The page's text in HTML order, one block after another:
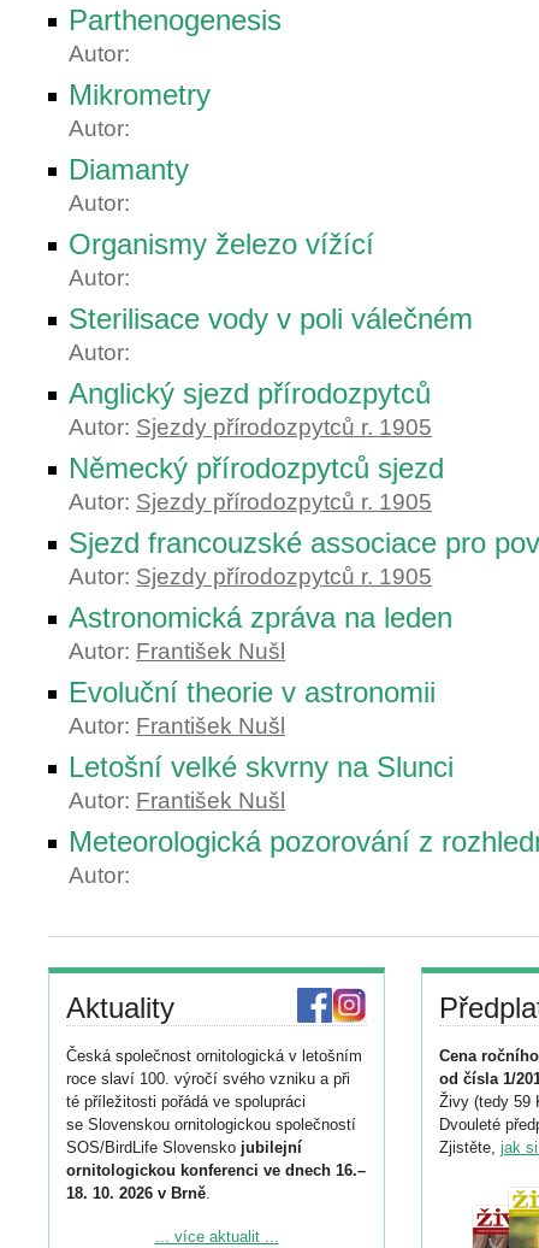
Parthenogenesis
Autor:
Mikrometry
Autor:
Diamanty
Autor:
Organismy železo vížící
Autor:
Sterilisace vody v poli válečném
Autor:
Anglický sjezd přírodozpytců
Autor: Sjezdy přírodozpytců r. 1905
Německý přírodozpytců sjezd
Autor: Sjezdy přírodozpytců r. 1905
Sjezd francouzské associace pro
Autor: Sjezdy přírodozpytců r. 1905
Astronomická zpráva na leden
Autor: František Nušl
Evoluční theorie v astronomii
Autor: František Nušl
Letošní velké skvrny na Slunci
Autor: František Nušl
Meteorologická pozorování z
Autor:
Aktuality
Česká společnost ornitologická v letošním
roce slaví 100. výročí svého vzniku a při
té příležitosti pořádá ve spolupráci
se Slovenskou ornitologickou společností
SOS/BirdLife Slovensko jubilejní
ornitologickou konferenci ve dnech 16.–
18. 10. 2026 v Brně.
Podrobnější informace ke konferenci
... více aktualit ...
Cena
od čísla 1/
Živy (tedy 59
Dvouleté
Zjistěte, jak